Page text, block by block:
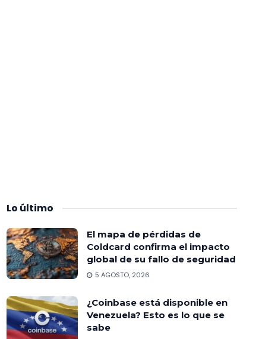
Lo último
El mapa de pérdidas de
Coldcard confirma el impacto
global de su fallo de seguridad
5 AGOSTO, 2026
¿Coinbase está disponible en
Venezuela? Esto es lo que se
sabe